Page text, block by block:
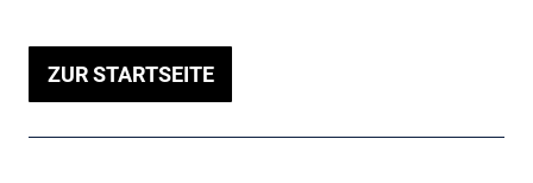
ZUR STARTSEITE